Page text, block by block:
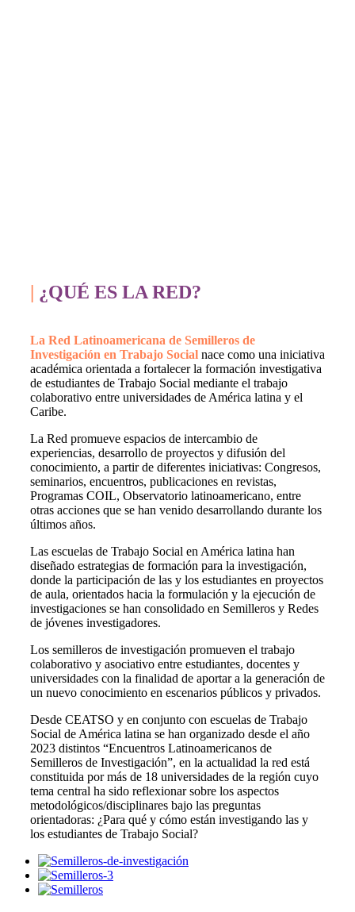
¿QUÉ ES LA RED?
La Red Latinoamericana de Semilleros de
Investigación en Trabajo Social nace como una iniciativa
académica orientada a fortalecer la formación investigativa
de estudiantes de Trabajo Social mediante el trabajo
colaborativo entre universidades de América latina y el
Caribe.
La Red promueve espacios de intercambio de
experiencias, desarrollo de proyectos y difusión del
conocimiento, a partir de diferentes iniciativas: Congresos,
seminarios, encuentros, publicaciones en revistas,
Programas COIL, Observatorio latinoamericano, entre
otras acciones que se han venido desarrollando durante los
últimos años.
Las escuelas de Trabajo Social en América latina han
diseñado estrategias de formación para la investigación,
donde la participación de las y los estudiantes en proyectos
de aula, orientados hacia la formulación y la ejecución de
investigaciones se han consolidado en Semilleros y Redes
de jóvenes investigadores.
Los semilleros de investigación promueven el trabajo
colaborativo y asociativo entre estudiantes, docentes y
universidades con la finalidad de aportar a la generación de
un nuevo conocimiento en escenarios públicos y privados.
Desde CEATSO y en conjunto con escuelas de Trabajo
Social de América latina se han organizado desde el año
2023 distintos “Encuentros Latinoamericanos de
Semilleros de Investigación”, en la actualidad la red está
constituida por más de 18 universidades de la región cuyo
tema central ha sido reflexionar sobre los aspectos
metodológicos/disciplinares bajo las preguntas
orientadoras: ¿Para qué y cómo están investigando las y
los estudiantes de Trabajo Social?